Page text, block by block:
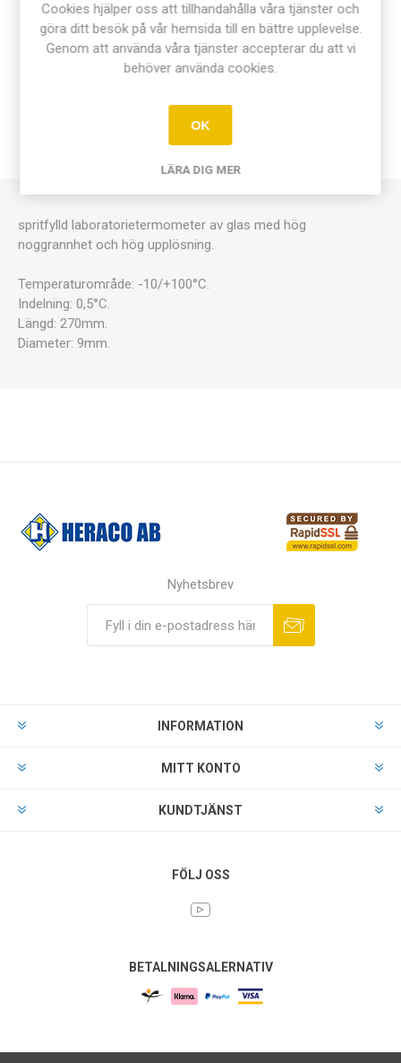
Dela:
ÖVERSIKT
spritfylld laboratorietermometer av glas med hög
noggrannhet och hög upplösning.
Temperaturområde: -10/+100°C.
Indelning: 0,5°C.
Längd: 270mm.
Diameter: 9mm.
Nyhetsbrev
INFORMATION
MITT KONTO
KUNDTJÄNST
FÖLJ OSS
BETALNINGSALERNATIV
Cookies hjälper oss att tillhandahålla våra tjänster och
göra ditt besök på vår hemsida till en bättre upplevelse.
Genom att använda våra tjänster accepterar du att vi
behöver använda cookies.
OK
LÄRA DIG MER